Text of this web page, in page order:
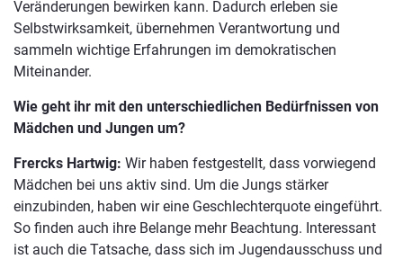
Veränderungen bewirken kann. Dadurch erleben sie
Selbstwirksamkeit, übernehmen Verantwortung und
sammeln wichtige Erfahrungen im demokratischen
Miteinander.
Wie geht ihr mit den unterschiedlichen Bedürfnissen von
Mädchen und Jungen um?
Frercks Hartwig: Wir haben festgestellt, dass vorwiegend
Mädchen bei uns aktiv sind. Um die Jungs stärker
einzubinden, haben wir eine Geschlechterquote eingeführt.
So finden auch ihre Belange mehr Beachtung. Interessant
ist auch die Tatsache, dass sich im Jugendausschuss und